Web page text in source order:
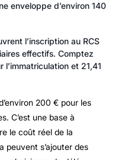
enveloppe d’environ 140
l’inscription au RCS
effectifs. Comptez
et 21,41
200 € pour les
C’est une base à
le coût réel de la
peuvent s’ajouter des